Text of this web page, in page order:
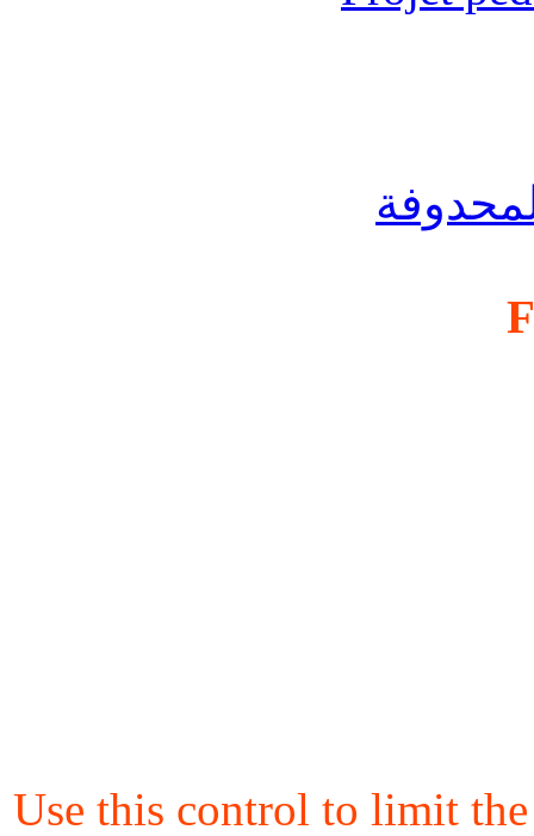
Use this control to limit